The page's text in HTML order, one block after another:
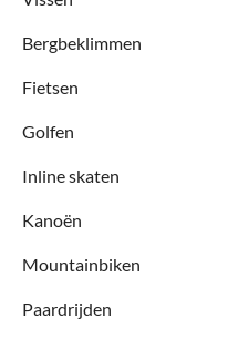
Bergbeklimmen
Fietsen
Golfen
Inline skaten
Kanoën
Mountainbiken
Paardrijden